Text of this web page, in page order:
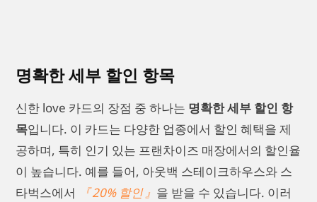
명확한 세부 할인 항목
신한 love 카드의 장점 중 하나는 명확한 세부 할인 항
목입니다. 이 카드는 다양한 업종에서 할인 혜택을 제
공하며, 특히 인기 있는 프랜차이즈 매장에서의 할인율
이 높습니다. 예를 들어, 아웃백 스테이크하우스와 스
타벅스에서
20% 할인
을 받을 수 있습니다. 이러